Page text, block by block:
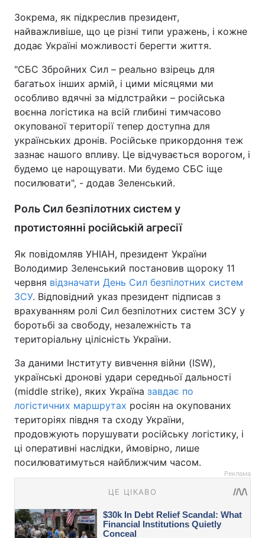
Зокрема, як підкреслив президент,
найважливіше, що це різні типи уражень, і кожне
додає Україні можливості берегти життя.
"СБС Збройних Сил – реально взірець для
багатьох інших армій, і цими місяцями ми
особливо вдячні за мідлстрайки – російська
воєнна логістика на всій глибині тимчасово
окупованої території тепер доступна для
українських дронів. Російське прикордоння теж
зазнає нашого впливу. Це відчувається ворогом, і
будемо це нарощувати. Ми будемо СБС іще
посилювати", - додав Зеленський.
Роль Сил безпілотних систем у
протистоянні російській агресії
Як повідомляв УНІАН, президент України
Володимир Зеленський постановив щороку 11
червня відзначати День Сил безпілотних систем
ЗСУ. Відповідний указ президент підписав з
врахуванням ролі Сил безпілотних систем ЗСУ у
боротьбі за свободу, незалежність та
територіальну цілісність України.
За даними Інституту вивчення війни (ISW),
українські дронові удари середньої дальності
(middle strike), яких Україна завдає по
логістичних маршрутах росіян на окупованих
територіях півдня та сходу України,
продовжують порушувати російську логістику, і
ці оперативні наслідки, ймовірно, лише
посилюватимуться найближчим часом.
Реклама